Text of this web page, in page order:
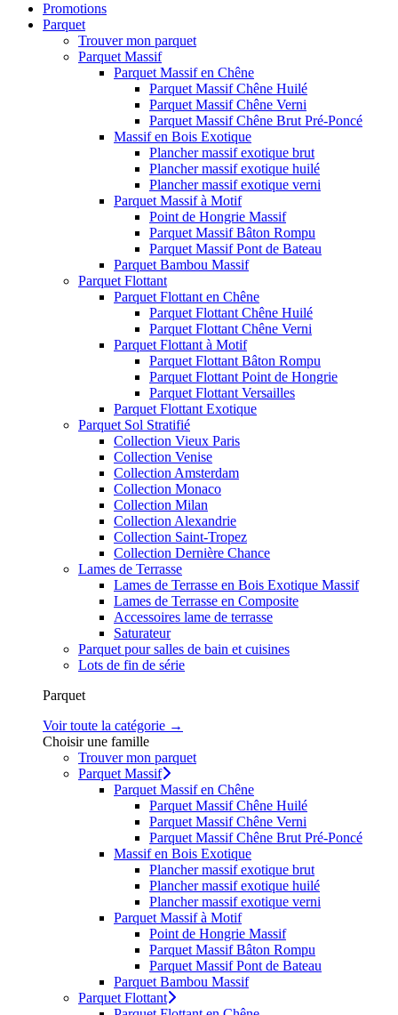
Promotions
Parquet
Trouver mon parquet
Parquet Massif
Parquet Massif en Chêne
Parquet Massif Chêne Huilé
Parquet Massif Chêne Verni
Parquet Massif Chêne Brut Pré-Poncé
Massif en Bois Exotique
Plancher massif exotique brut
Plancher massif exotique huilé
Plancher massif exotique verni
Parquet Massif à Motif
Point de Hongrie Massif
Parquet Massif Bâton Rompu
Parquet Massif Pont de Bateau
Parquet Bambou Massif
Parquet Flottant
Parquet Flottant en Chêne
Parquet Flottant Chêne Huilé
Parquet Flottant Chêne Verni
Parquet Flottant à Motif
Parquet Flottant Bâton Rompu
Parquet Flottant Point de Hongrie
Parquet Flottant Versailles
Parquet Flottant Exotique
Parquet Sol Stratifié
Collection Vieux Paris
Collection Venise
Collection Amsterdam
Collection Monaco
Collection Milan
Collection Alexandrie
Collection Saint-Tropez
Collection Dernière Chance
Lames de Terrasse
Lames de Terrasse en Bois Exotique Massif
Lames de Terrasse en Composite
Accessoires lame de terrasse
Saturateur
Parquet pour salles de bain et cuisines
Lots de fin de série
Parquet
Voir toute la catégorie →
Choisir une famille
Trouver mon parquet
Parquet Massif
Parquet Massif en Chêne
Parquet Massif Chêne Huilé
Parquet Massif Chêne Verni
Parquet Massif Chêne Brut Pré-Poncé
Massif en Bois Exotique
Plancher massif exotique brut
Plancher massif exotique huilé
Plancher massif exotique verni
Parquet Massif à Motif
Point de Hongrie Massif
Parquet Massif Bâton Rompu
Parquet Massif Pont de Bateau
Parquet Bambou Massif
Parquet Flottant